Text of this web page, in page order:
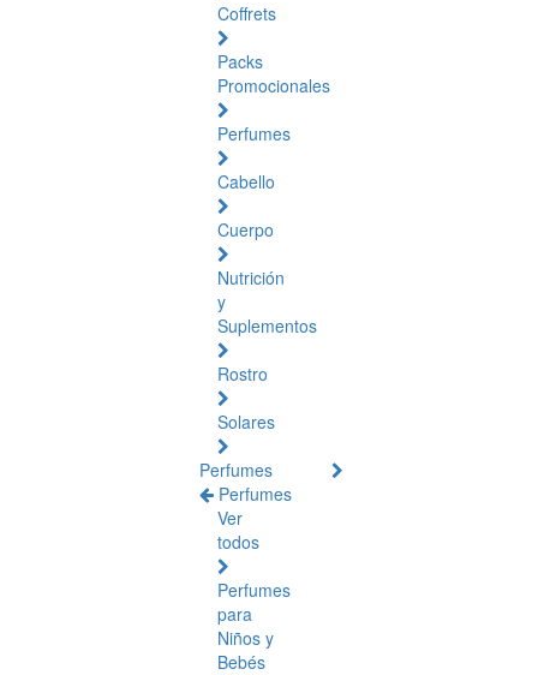
Coffrets
Packs
Promocionales
Perfumes
Cabello
Cuerpo
Nutrición
y
Suplementos
Rostro
Solares
Perfumes
Perfumes
Ver
todos
Perfumes
para
Niños y
Bebés